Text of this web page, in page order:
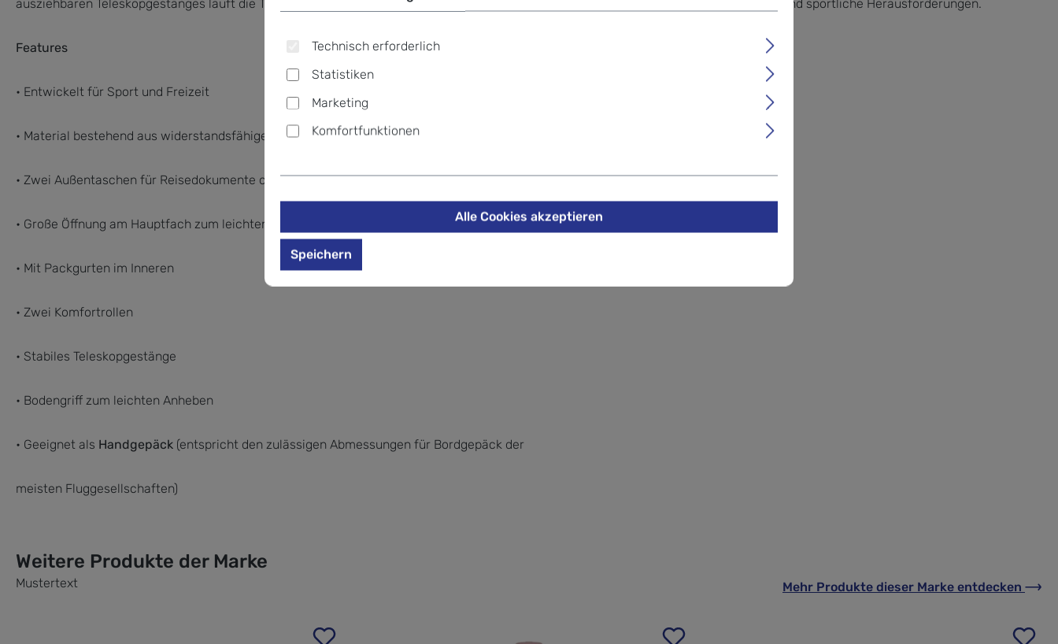
ausziehbaren Teleskopgestänges läuft die Trolley Freizeittasche problemlos über jeden Untergrund. Kick Off – gemacht für Abenteuer und sportliche Herausforderungen.
Features
• Entwickelt für Sport und Freizeit
• Material bestehend aus widerstandsfähigem Polyester
• Zwei Außentaschen für Reisedokumente oder Unterlagen
• Große Öffnung am Hauptfach zum leichten Bepacken
• Mit Packgurten im Inneren
• Zwei Komfortrollen
• Stabiles Teleskopgestänge
• Bodengriff zum leichten Anheben
• Geeignet als Handgepäck (entspricht den zulässigen Abmessungen für Bordgepäck der
meisten Fluggesellschaften)
Weitere Produkte der Marke
Mustertext Mehr Produkte dieser Marke entdecken
Technisch erforderlich
Statistiken
Marketing
Komfortfunktionen
Alle Cookies akzeptieren
Speichern